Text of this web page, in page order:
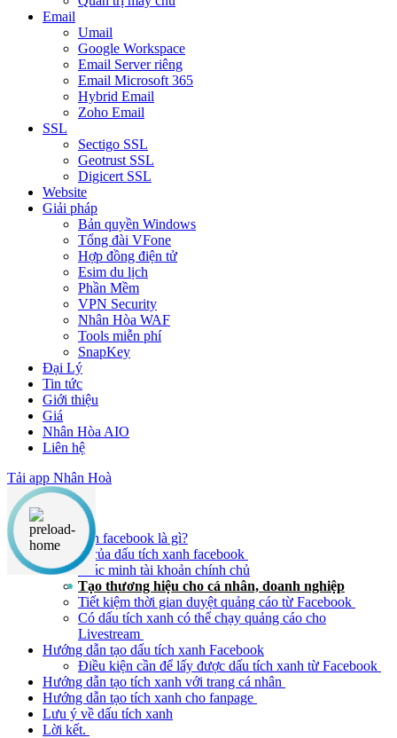
Email
Umail
Google Workspace
Email Server riêng
Email Microsoft 365
Hybrid Email
Zoho Email
SSL
Sectigo SSL
Geotrust SSL
Digicert SSL
Website
Giải pháp
Bản quyền Windows
Tổng đài VFone
Hợp đồng điện tử
Esim du lịch
Phần Mềm
VPN Security
Nhân Hòa WAF
Tools miễn phí
SnapKey
Đại Lý
Tin tức
Giới thiệu
Giá
Nhân Hòa AIO
Liên hệ
Tải app Nhân Hoà
Nội dung chính
Tích xanh facebook là gì?
Ý nghĩa của dấu tích xanh facebook
Xác minh tài khoản chính chủ
Tạo thương hiệu cho cá nhân, doanh nghiệp
Tiết kiệm thời gian duyệt quảng cáo từ Facebook
Có dấu tích xanh có thể chạy quảng cáo cho
Livestream
Hướng dẫn tạo dấu tích xanh Facebook
Điều kiện cần để lấy được dấu tích xanh từ Facebook
Hướng dẫn tạo tích xanh với trang cá nhân
Hướng dẫn tạo tích xanh cho fanpage
Lưu ý về dấu tích xanh
Lời kết.